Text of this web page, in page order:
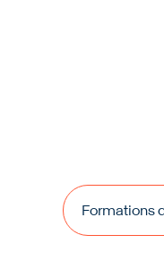
Formations
Formations